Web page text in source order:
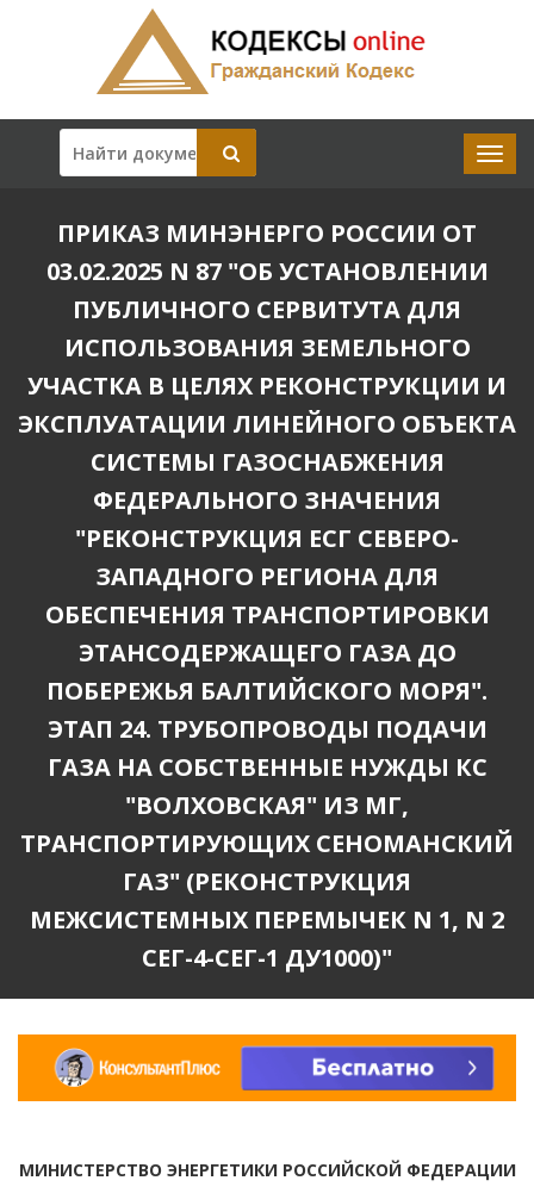
ПРИКАЗ МИНЭНЕРГО РОССИИ ОТ
03.02.2025 N 87 "ОБ УСТАНОВЛЕНИИ
ПУБЛИЧНОГО СЕРВИТУТА ДЛЯ
ИСПОЛЬЗОВАНИЯ ЗЕМЕЛЬНОГО
УЧАСТКА В ЦЕЛЯХ РЕКОНСТРУКЦИИ И
ЭКСПЛУАТАЦИИ ЛИНЕЙНОГО ОБЪЕКТА
СИСТЕМЫ ГАЗОСНАБЖЕНИЯ
ФЕДЕРАЛЬНОГО ЗНАЧЕНИЯ
"РЕКОНСТРУКЦИЯ ЕСГ СЕВЕРО-
ЗАПАДНОГО РЕГИОНА ДЛЯ
ОБЕСПЕЧЕНИЯ ТРАНСПОРТИРОВКИ
ЭТАНСОДЕРЖАЩЕГО ГАЗА ДО
ПОБЕРЕЖЬЯ БАЛТИЙСКОГО МОРЯ".
ЭТАП 24. ТРУБОПРОВОДЫ ПОДАЧИ
ГАЗА НА СОБСТВЕННЫЕ НУЖДЫ КС
"ВОЛХОВСКАЯ" ИЗ МГ,
ТРАНСПОРТИРУЮЩИХ СЕНОМАНСКИЙ
ГАЗ" (РЕКОНСТРУКЦИЯ
МЕЖСИСТЕМНЫХ ПЕРЕМЫЧЕК N 1, N 2
СЕГ-4-СЕГ-1 ДУ1000)"
МИНИСТЕРСТВО ЭНЕРГЕТИКИ РОССИЙСКОЙ ФЕДЕРАЦИИ